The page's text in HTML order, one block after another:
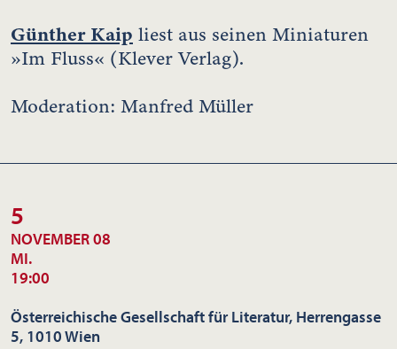
Günther Kaip liest aus seinen Miniaturen
»Im Fluss« (Klever Verlag).
Moderation: Manfred Müller
5
NOVEMBER 08
MI.
19:00
Österreichische Gesellschaft für Literatur, Herrengasse
5, 1010 Wien